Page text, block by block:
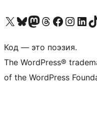
Посетите нас в X (ранее Twitter)
Посетите нашу учётную запись в Bluesky
Посетите нашу ленту в Mastodon
Посетите нашу учётную запись в Threads
Посетите нашу страницу на
Посетите
Посетите
Код — это поэзия.
The WordPress®
of the WordPress